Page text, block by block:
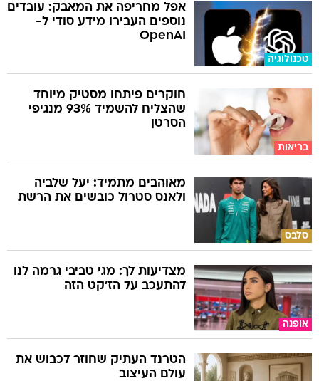
טכנולוגיה
אפל מחריפה את המאבק: עובדים
נוספים העבירו מידע סודי ל-
OpenAI
בריאות
חוקרים פיתחו מסטיק מיוחד
שהצליח להשמיד 93% מנגיפי
הסרטן
סלבס
מאוהבים מתמיד: יעל שלביה
ולאנס סטרול כובשים את הרשת
אופנה
מצדיעות לך: מגי טביבי גרמה לנו
להתעכב על הז'קט הזה
הטרנד העתיק שחוזר לכבוש את
עולם העיצוב